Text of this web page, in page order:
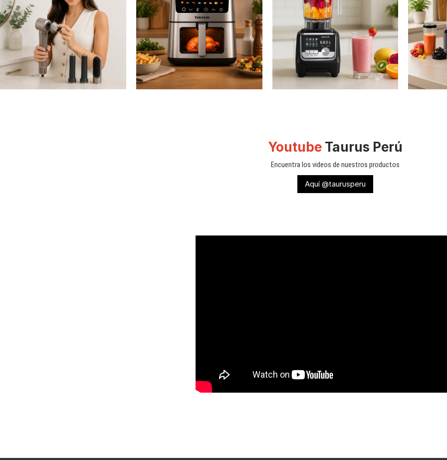
Youtube Taurus Perú
Encuentra los videos de nuestros productos
Aquí @taurusperu